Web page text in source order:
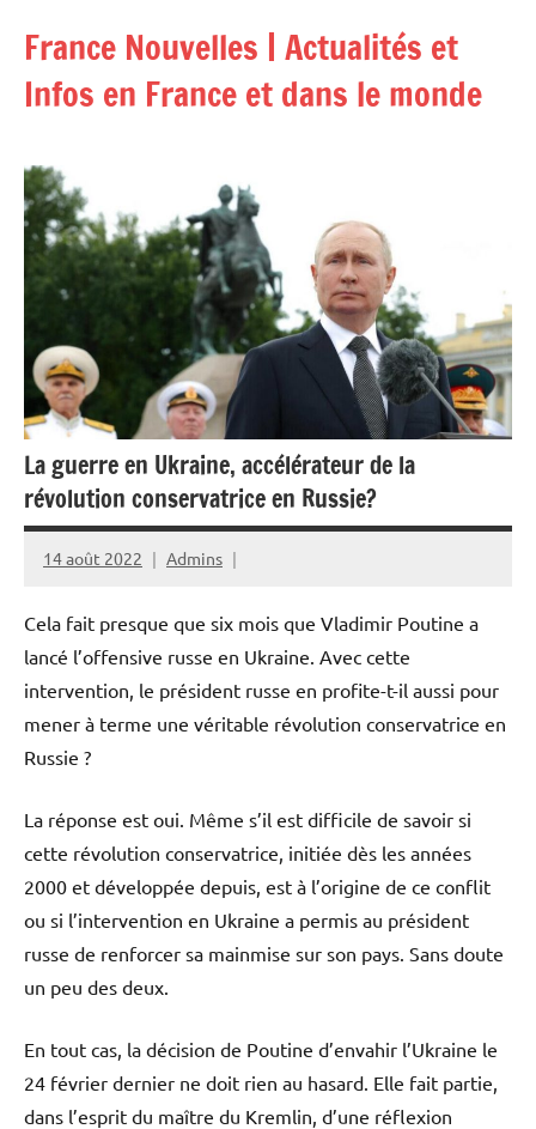
contenu
France Nouvelles | Actualités et
Infos en France et dans le monde
La guerre en Ukraine, accélérateur de la
révolution conservatrice en Russie?
14 août 2022 Admins
Cela fait presque que six mois que Vladimir Poutine a
lancé l’offensive russe en Ukraine. Avec cette
intervention, le président russe en profite-t-il aussi pour
mener à terme une véritable révolution conservatrice en
Russie ?
La réponse est oui. Même s’il est difficile de savoir si
cette révolution conservatrice, initiée dès les années
2000 et développée depuis, est à l’origine de ce conflit
ou si l’intervention en Ukraine a permis au président
russe de renforcer sa mainmise sur son pays. Sans doute
un peu des deux.
En tout cas, la décision de Poutine d’envahir l’Ukraine le
24 février dernier ne doit rien au hasard. Elle fait partie,
dans l’esprit du maître du Kremlin, d’une réflexion